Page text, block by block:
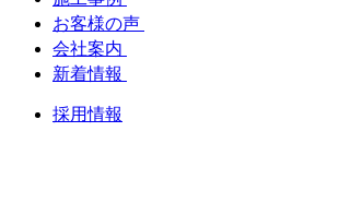
お客様の声
会社案内
新着情報
採用情報